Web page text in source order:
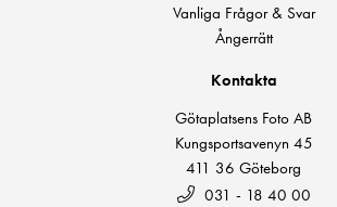
Vanliga Frågor & Svar
Ångerrätt
Kontakta
Götaplatsens Foto AB
Kungsportsavenyn 45
411 36 Göteborg
031 - 18 40 00